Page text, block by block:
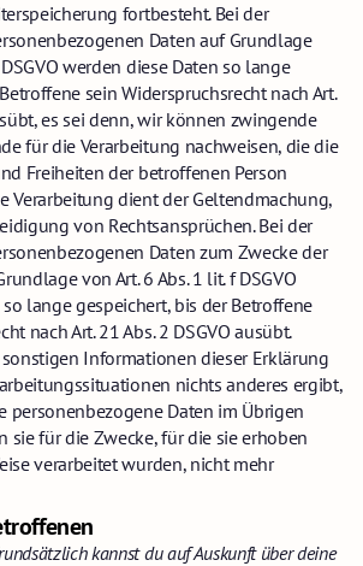
fortbesteht. Bei der
Daten auf Grundlage
werden diese Daten so lange
sein Widerspruchsrecht nach Art.
es sei denn, wir können zwingende
für die Verarbeitung nachweisen, die die
Freiheiten der betroffenen Person
Verarbeitung dient der Geltendmachung,
von Rechtsansprüchen. Bei der
Daten zum Zwecke der
von Art. 6 Abs. 1 lit. f DSGVO
lange gespeichert, bis der Betroffene
nach Art. 21 Abs. 2 DSGVO ausübt.
Informationen dieser Erklärung
nichts anderes ergibt,
personenbezogene Daten im Übrigen
sie für die Zwecke, für die sie erhoben
verarbeitet wurden, nicht mehr
kannst du auf Auskunft über deine